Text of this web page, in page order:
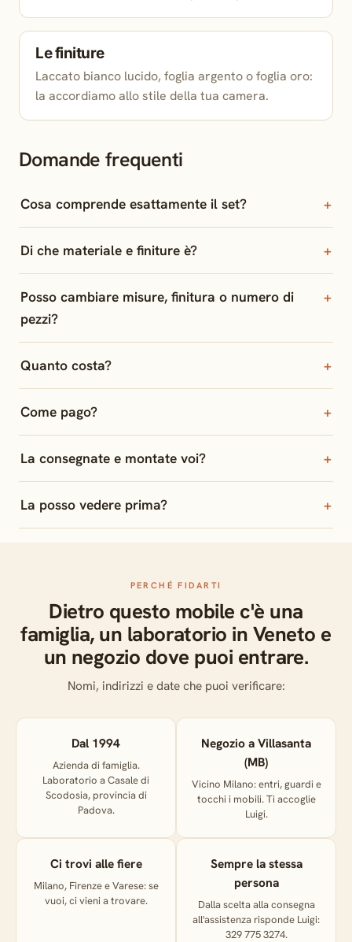
Le finiture
Laccato bianco lucido, foglia argento o foglia oro:
la accordiamo allo stile della tua camera.
Domande frequenti
Cosa comprende esattamente il set?
Di che materiale e finiture è?
Posso cambiare misure, finitura o numero di
pezzi?
Quanto costa?
Come pago?
La consegnate e montate voi?
La posso vedere prima?
PERCHÉ FIDARTI
Dietro questo mobile c'è una
famiglia, un laboratorio in Veneto e
un negozio dove puoi entrare.
Nomi, indirizzi e date che puoi verificare:
Dal 1994
Azienda di famiglia.
Laboratorio a Casale di
Scodosia, provincia di
Padova.
Negozio a Villasanta
(MB)
Vicino Milano: entri, guardi e
tocchi i mobili. Ti accoglie
Luigi.
Ci trovi alle fiere
Milano, Firenze e Varese: se
vuoi, ci vieni a trovare.
Sempre la stessa
persona
Dalla scelta alla consegna
all'assistenza risponde Luigi:
329 775 3274.